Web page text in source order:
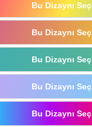
Bu Dizaynı Seç
Bu Dizaynı Seç
Bu Dizaynı Seç
Bu Dizaynı Seç
Bu Dizaynı Seç